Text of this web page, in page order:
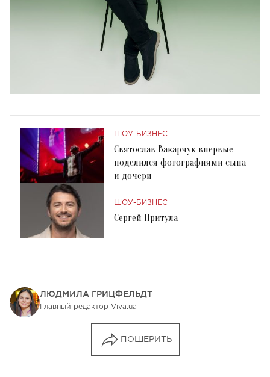
ШОУ-БИЗНЕС
Святослав Вакарчук впервые
поделился фотографиями сына
и дочери
ШОУ-БИЗНЕС
Сергей Притула
ЛЮДМИЛА ГРИЦФЕЛЬДТ
Главный редактор Viva.ua
ПОШЕРИТЬ